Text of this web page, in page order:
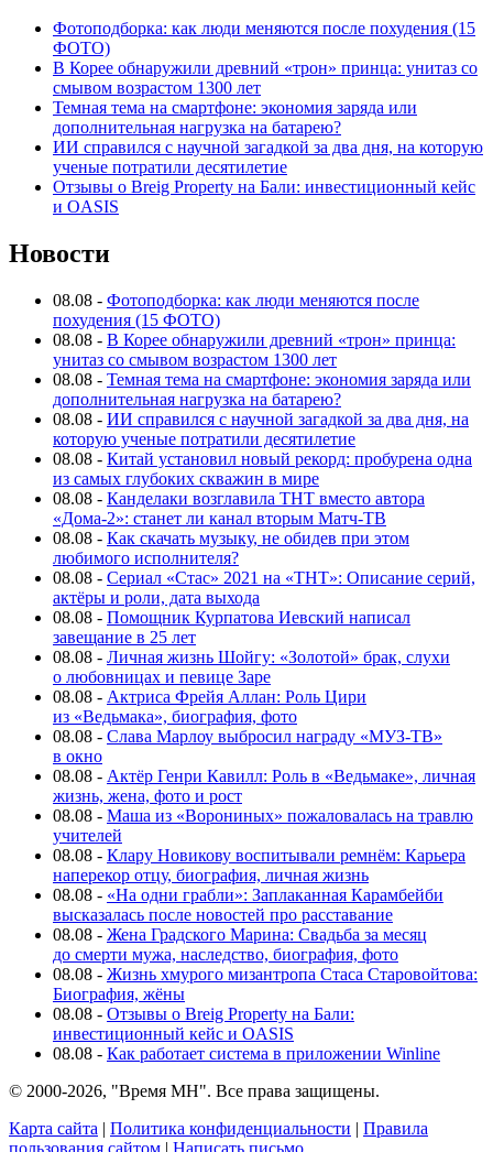
Фотоподборка: как люди меняются после похудения (15
ФОТО)
В Корее обнаружили древний «трон» принца: унитаз со
смывом возрастом 1300 лет
Темная тема на смартфоне: экономия заряда или
дополнительная нагрузка на батарею?
ИИ справился с научной загадкой за два дня, на которую
ученые потратили десятилетие
Отзывы о Breig Property на Бали: инвестиционный кейс
и OASIS
Новости
08.08 - Фотоподборка: как люди меняются после
похудения (15 ФОТО)
08.08 - В Корее обнаружили древний «трон» принца:
унитаз со смывом возрастом 1300 лет
08.08 - Темная тема на смартфоне: экономия заряда или
дополнительная нагрузка на батарею?
08.08 - ИИ справился с научной загадкой за два дня, на
которую ученые потратили десятилетие
08.08 - Китай установил новый рекорд: пробурена одна
из самых глубоких скважин в мире
08.08 - Канделаки возглавила ТНТ вместо автора
«Дома-2»: станет ли канал вторым Матч-ТВ
08.08 - Как скачать музыку, не обидев при этом
любимого исполнителя?
08.08 - Сериал «Стас» 2021 на «ТНТ»: Описание серий,
актёры и роли, дата выхода
08.08 - Помощник Курпатова Иевский написал
завещание в 25 лет
08.08 - Личная жизнь Шойгу: «Золотой» брак, слухи
о любовницах и певице Заре
08.08 - Актриса Фрейя Аллан: Роль Цири
из «Ведьмака», биография, фото
08.08 - Слава Марлоу выбросил награду «МУЗ-ТВ»
в окно
08.08 - Актёр Генри Кавилл: Роль в «Ведьмаке», личная
жизнь, жена, фото и рост
08.08 - Маша из «Ворониных» пожаловалась на травлю
учителей
08.08 - Клару Новикову воспитывали ремнём: Карьера
наперекор отцу, биография, личная жизнь
08.08 - «На одни грабли»: Заплаканная Карамбейби
высказалась после новостей про расставание
08.08 - Жена Градского Марина: Свадьба за месяц
до смерти мужа, наследство, биография, фото
08.08 - Жизнь хмурого мизантропа Стаса Старовойтова:
Биография, жёны
08.08 - Отзывы о Breig Property на Бали:
инвестиционный кейс и OASIS
08.08 - Как работает система в приложении Winline
© 2000-2026, "Время МН". Все права защищены.
Карта сайта | Политика конфиденциальности | Правила